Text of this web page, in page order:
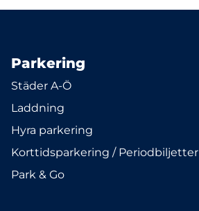
Parkering
Städer A-Ö
Laddning
Hyra parkering
Korttidsparkering / Periodbiljetter
Park & Go